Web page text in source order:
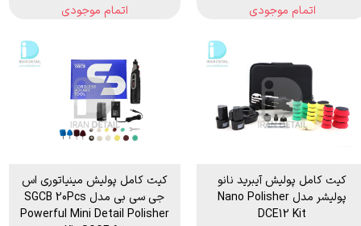
اتمام موجودی
اتمام موجودی
کیت کامل پولیش آیبرید نانو
پولیشر مدل Nano Polisher
DCE12 Kit
کیت کامل پولیش مینیاتوری اس
جی سی بی مدل SGCB 20Pcs
Powerful Mini Detail Polisher